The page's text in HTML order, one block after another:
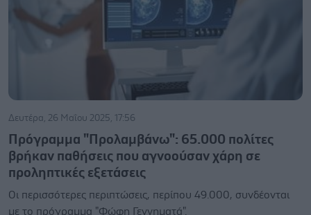
Δευτέρα, 26 Μαΐου 2025, 17:56
Πρόγραμμα "Προλαμβάνω": 65.000 πολίτες
βρήκαν παθήσεις που αγνοούσαν χάρη σε
προληπτικές εξετάσεις
Οι περισσότερες περιπτώσεις, περίπου 49.000, συνδέονται
με το πρόγραμμα "Φώφη Γεννηματά".